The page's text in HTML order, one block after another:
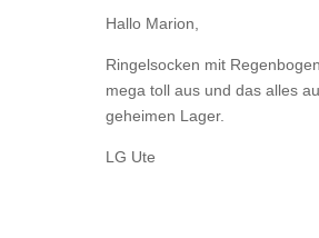
Hallo Marion,
Ringelsocken mit
mega toll aus und das alles
geheimen Lager.
LG Ute